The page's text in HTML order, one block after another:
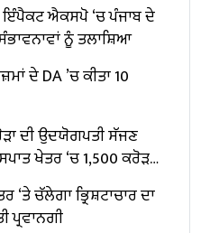
ਐਕਸਪੋ ‘ਚ ਪੰਜਾਬ ਦੇ
ਨੂੰ ਤਲਾਸ਼ਿਆ
ਦੇ DA ’ਚ ਕੀਤਾ 10
ਦੀ ਉਦਯੋਗਪਤੀ ਸੱਜਣ
ਖੇਤਰ ‘ਚ ₹1,500 ਕਰੋੜ
‘ਤੇ ਚੱਲੇਗਾ ਭ੍ਰਿਸ਼ਟਾਚਾਰ ਦਾ
ਪ੍ਰਵਾਨਗੀ